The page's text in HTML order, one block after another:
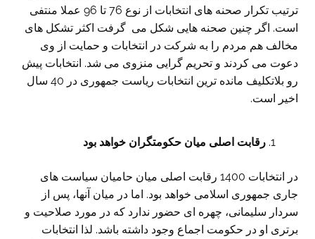
ترتیب تکرار صحنه های انتخابات از نوع 76 تا 96 عملا منتفی
است. اگر چنین صحنه هایی شکل می گرفت اکثر تشکل های
مخالف هم مردم را به شرکت در انتخابات و حمایت از وی
دعوت می کردند و تحریم گرایی منزوی می شد. انتخابات پیش
رو بلاتکلیف مانده ترین انتخابات ریاست جمهوری در 40 سال
اخیر است.
رقابت اصلی میان حکومتگران خواهد بود
در انتخابات 1400 رقابت اصلی میان حامیان سیاست های
جاری جمهوری اسلامی خواهد بود. اما در میان آنها، پس از
سردار سلیمانی، چهره ای حضور ندارد که در مورد صلاحیت و
برتری او در حکومت اجماع وجود داشته باشد. لذا انتخابات